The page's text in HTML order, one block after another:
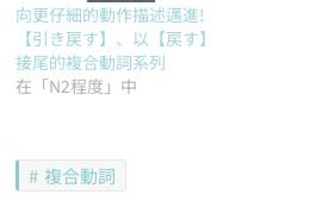
向更仔細的動作描述邁進!
【引き戻す】、以【戻す】
接尾的複合動詞系列
在「N2程度」中
複合動詞